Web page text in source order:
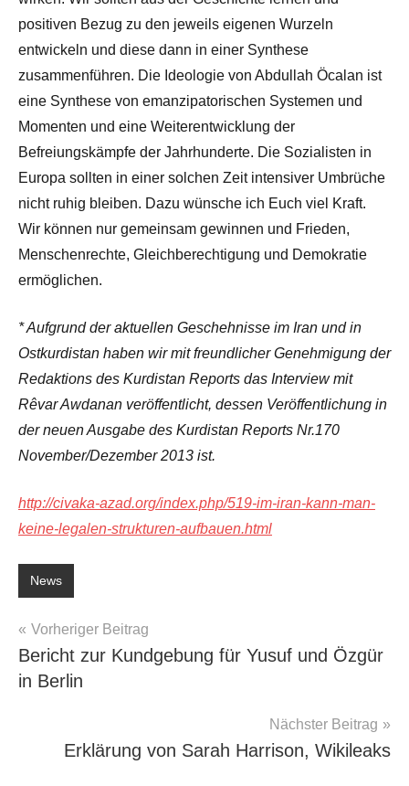
positiven Bezug zu den jeweils eigenen Wurzeln
entwickeln und diese dann in einer Synthese
zusammenführen. Die Ideologie von Abdullah Öcalan ist
eine Synthese von emanzipatorischen Systemen und
Momenten und eine Weiterentwicklung der
Befreiungskämpfe der Jahrhunderte. Die Sozialisten in
Europa sollten in einer solchen Zeit intensiver Umbrüche
nicht ruhig bleiben. Dazu wünsche ich Euch viel Kraft.
Wir können nur gemeinsam gewinnen und Frieden,
Menschenrechte, Gleichberechtigung und Demokratie
ermöglichen.
* Aufgrund der aktuellen Geschehnisse im Iran und in
Ostkurdistan haben wir mit freundlicher Genehmigung der
Redaktions des Kurdistan Reports das Interview mit
Rêvar Awdanan veröffentlicht, dessen Veröffentlichung in
der neuen Ausgabe des Kurdistan Reports Nr.170
November/Dezember 2013 ist.
http://civaka-azad.org/index.php/519-im-iran-kann-man-
keine-legalen-strukturen-aufbauen.html
News
Beitragsnavigation
Vorheriger Beitrag
Bericht zur Kundgebung für Yusuf und Özgür
in Berlin
Nächster Beitrag
Erklärung von Sarah Harrison, Wikileaks